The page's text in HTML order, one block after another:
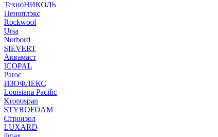
ТехноНИКОЛЬ
Пеноплэкс
Rockwool
Ursa
Norbord
SIEVERT
Аквамаст
ICOPAL
Paroc
ИЗОФЛЕКС
Louisiana Pacific
Kronospan
STYROFOAM
Строизол
LUXARD